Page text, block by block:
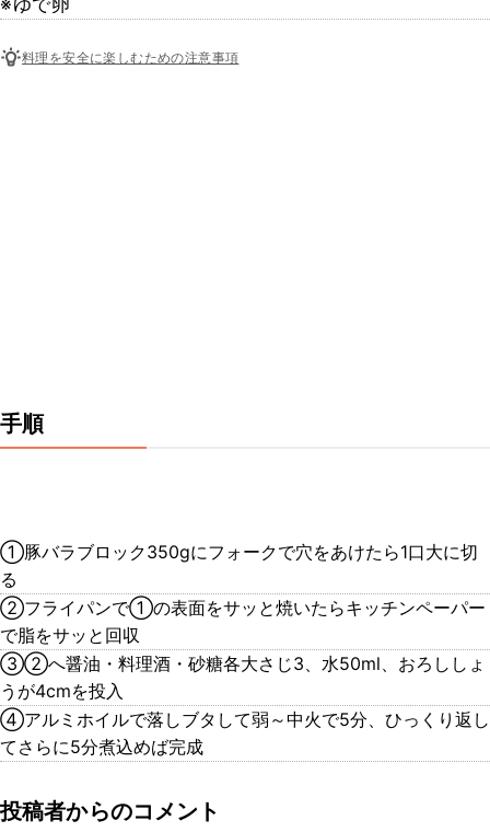
※ゆで卵
料理を安全に楽しむための注意事項
手順
①豚バラブロック350gにフォークで穴をあけたら1口大に切
る
②フライパンで①の表面をサッと焼いたらキッチンペーパー
で脂をサッと回収
③②へ醤油・料理酒・砂糖各大さじ3、水50ml、おろししょ
うが4cmを投入
④アルミホイルで落しブタして弱～中火で5分、ひっくり返し
てさらに5分煮込めば完成
投稿者からのコメント